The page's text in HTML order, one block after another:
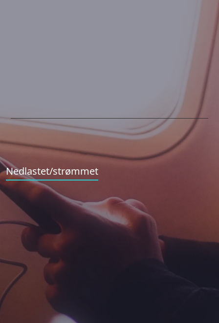
Nedlastet/strømmet